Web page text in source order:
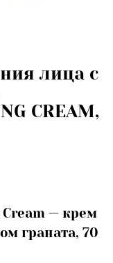
лица с
CREAM,
Cream — крем
граната, 70